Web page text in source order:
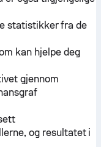
statistikker fra de
kan hjelpe deg
gjennom
og resultatet i